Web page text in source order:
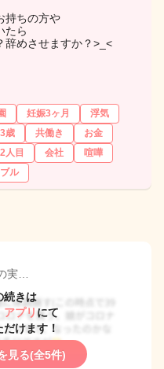
持ちの方や
たら
辞めさせますか？>_<
妊娠3ヶ月
浮気
3歳 共働き
お金
2人目 会社
喧嘩
ル
実…
続きは
プリ にて
けます！
見る(全5件)